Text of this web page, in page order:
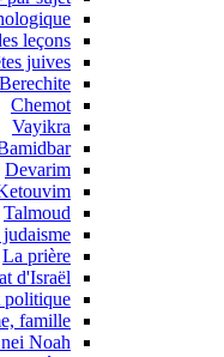
leçons
juives
Berechite
Chemot
Vayikra
Devarim
Talmoud
La prière
d'Israël
politique
famille
Noah